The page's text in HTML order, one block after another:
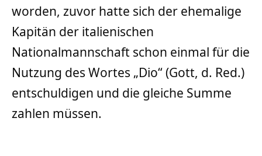
worden, zuvor hatte sich der ehemalige
Kapitän der italienischen
Nationalmannschaft schon einmal für die
Nutzung des Wortes „Dio“ (Gott, d. Red.)
entschuldigen und die gleiche Summe
zahlen müssen.